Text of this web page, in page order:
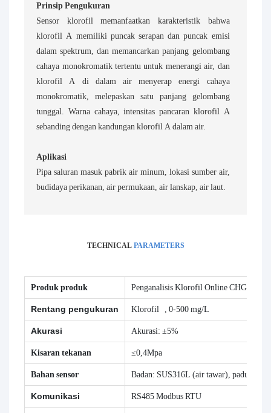
Prinsip Pengukuran
Sensor klorofil memanfaatkan karakteristik bahwa
klorofil A memiliki puncak serapan dan puncak emisi
dalam spektrum, dan memancarkan panjang gelombang
cahaya monokromatik tertentu untuk menerangi air, dan
klorofil A di dalam air menyerap energi cahaya
monokromatik, melepaskan satu panjang gelombang
tunggal. Warna cahaya, intensitas pancaran klorofil A
sebanding dengan kandungan klorofil A dalam air.
Aplikasi
Pipa saluran masuk pabrik air minum, lokasi sumber air,
budidaya perikanan, air permukaan, air lanskap, air laut.
TECHNICAL PARAMETERS
Produk produk Penganalisis Klorofil Online CHG-18
Rentang pengukuran Klorofil , 0-500 mg/L
Akurasi Akurasi: ±5%
Kisaran tekanan ≤0,4Mpa
Bahan sensor Badan: SUS316L (air tawar), paduan
Komunikasi RS485 Modbus RTU